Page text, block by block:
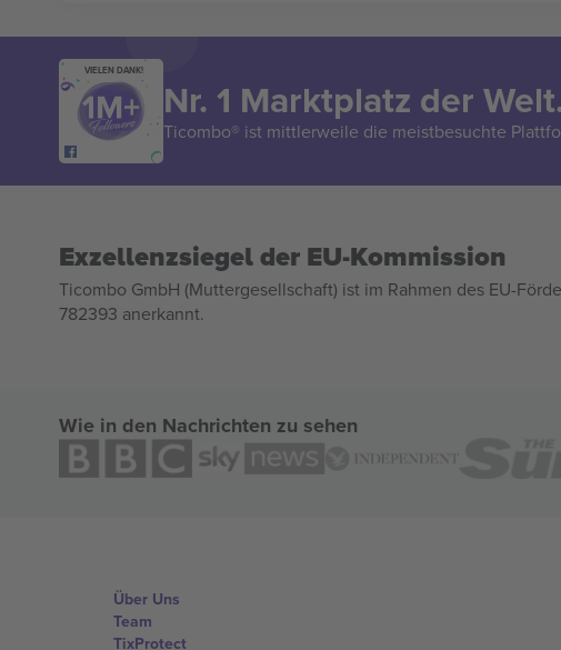
VIELEN DANK!
Nr. 1 Marktplatz der
Ticombo® ist mittlerweile die meistbesuchte
Exzellenzsiegel der EU-Kommission
Ticombo GmbH (Muttergesellschaft) ist im Rahmen des EU-
782393 anerkannt.
Wie in den Nachrichten zu sehen
Über Uns
Team
TixProtect